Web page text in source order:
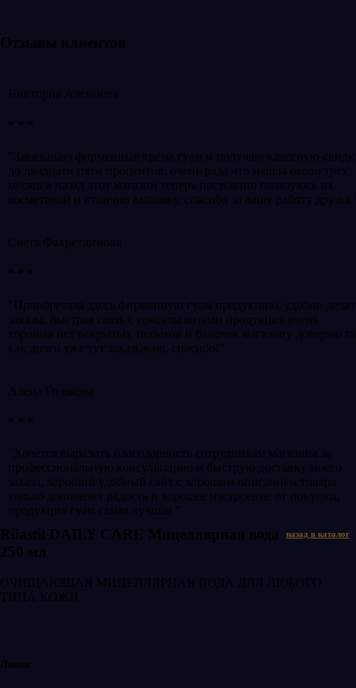
Отзывы клиентов
Виктория Аленцова
* * *
"Заказываю фирменные крема гуам и получаю классную
до двадцати пяти процентов. очень рада что нашла около трех
месяцев назад этот магазин теперь постоянно пользуюсь их
косметикой и отлично выгляжу, спасибо за вашу работу
Света Фахретдинова
* * *
"Приобретала здесь фирменную гуам продукцию, удобно
заказы, быстрая связь с консультантами продукция очень
хорошая нет вскрытых тюбиков и баночек магазину доверяю
как долго уже тут заказываю, спасибо!"
Алена Голякова
* * *
"Хочется выразить благодарность сотрудникам магазина за
профессиональную консультацию и быструю доставку моего
заказа, хороший удобный сайт с хорошим описанием товара
только дополняет радость и хорошее настроение от покупки,
продукция гуам самая лучшая."
назад в каталог
Rilastil DAILY CARE Мицеллярная вода
250 мл
ОЧИЩАЮЩАЯ МИЦЕЛЛЯРНАЯ ВОДА ДЛЯ ЛЮБОГО
ТИПА КОЖИ.
Линия